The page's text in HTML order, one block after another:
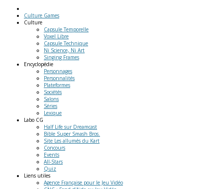
Culture Games
Culture
Capsule Temporelle
Voxel Libre
Capsule Technique
Ni Science, Ni Art
Singing Frames
Encyclopédie
Personnages
Personnalités
Plateformes
Sociétés
Salons
Séries
Lexique
Labo CG
Half Life sur Dreamcast
Bible Super Smash Bros.
Site Les allumés du Kart
Concours
Events
All-Stars
Quiz
Liens utiles
Agence Française pour le Jeu Vidéo